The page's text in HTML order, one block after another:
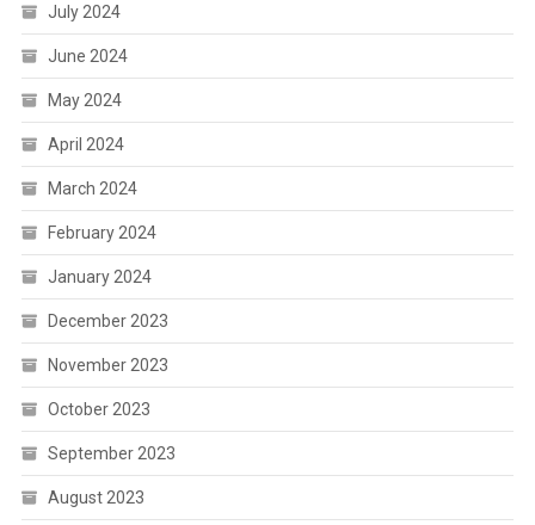
July 2024
June 2024
May 2024
April 2024
March 2024
February 2024
January 2024
December 2023
November 2023
October 2023
September 2023
August 2023